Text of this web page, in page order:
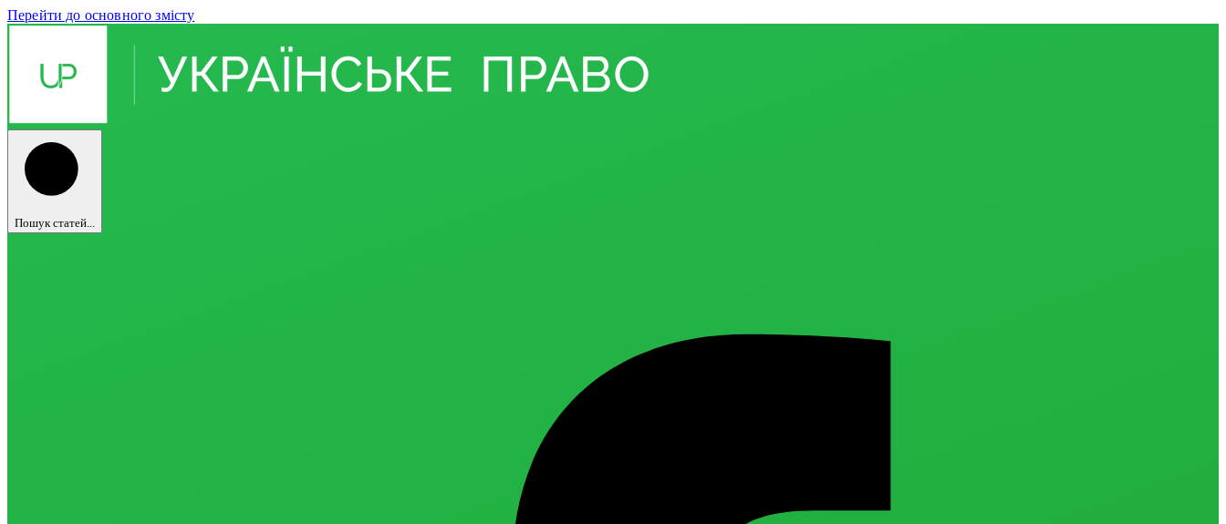
Перейти до основного змісту
Пошук статей...